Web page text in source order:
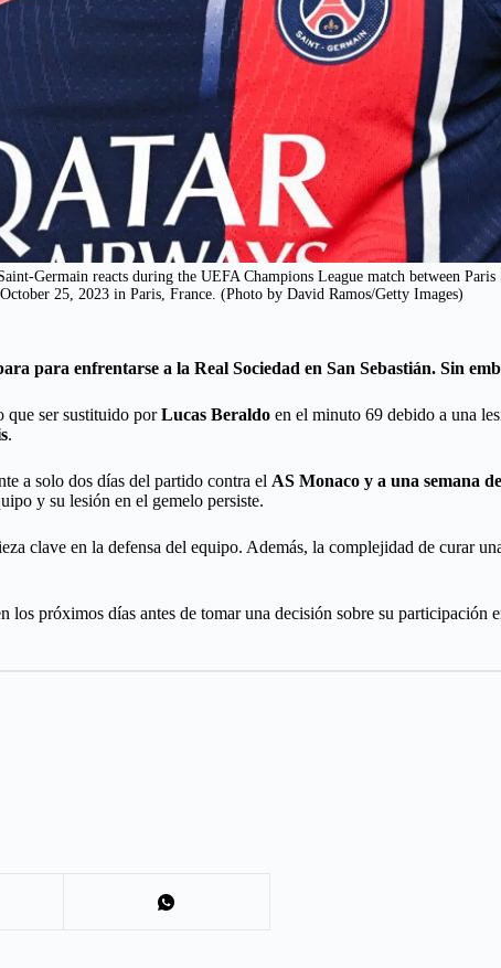
Germain reacts during the UEFA Champions League match between
25, 2023 in Paris, France. (Photo by David Ramos/Getty Images)
para enfrentarse a la Real Sociedad en San Sebastián. Sin
que ser sustituido porLucas Beraldo en el minuto 69 debido a una
.
a solo dos días del partido contra el AS Monaco y a una semana
y su lesión en el gemelo persiste.
clave en la defensa del equipo. Además, la complejidad de curar
próximos días antes de tomar una decisión sobre su